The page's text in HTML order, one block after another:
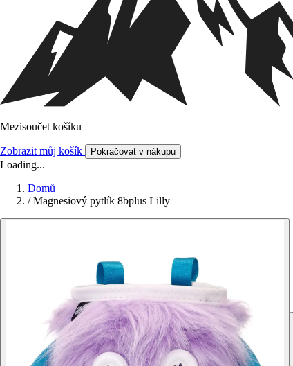
Mezisoučet košíku
Zobrazit můj košík Pokračovat v nákupu
Loading...
Domů
/ Magnesiový pytlík 8bplus Lilly